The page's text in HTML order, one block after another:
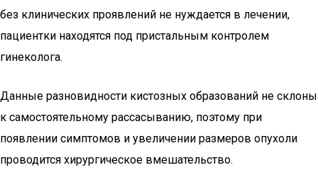
без клинических проявлений не нуждается в лечении,
пациентки находятся под пристальным контролем
гинеколога.
Данные разновидности кистозных образований не склоны
к самостоятельному рассасыванию, поэтому при
появлении симптомов и увеличении размеров опухоли
проводится хирургическое вмешательство.